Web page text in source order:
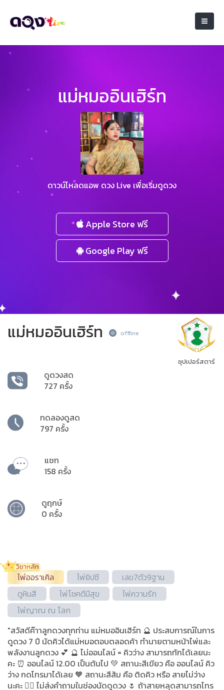
แม่หมออินเฮิร์ท
ดาวน์โหลดแอพ ดวง Live เพื่อเริ่มดูดวง
Apple Store ฟรี
Google Play ฟรี
แม่หมออินเฮิร์ท offline
ดูดวงสด
727 ครั้ง
ทดลองดูสด
797 ครั้ง
แชท
158 ครั้ง
ดูฤกษ์
0 ครั้ง
ซุปเปอร์สตาร์
ไพ่ออราเคิล ไพ่ยิปซี
เลข7ตัว9ฐาน
ดูหินสี
ไพ่โชคดีมีสุข
ไพ่ความรัก
ไพ่ญาณ ณ โลก
"สวัสดีค๊าาลูกดวงทุกท่าน แม่หมออินเฮิร์ท 🔮 ประสบการณ์ในการ
ดูดวง 7 ปี นัดคิวได้แม่หมอตอบตลอดค้า ทำนายตามหน้าไพ่และ
พลังงานลูกดวง 💕 🔮 ไม่ออนไลน์ = คิวว่าง สามารถทักได้เลยนะ
คะ ⏰ ออนไลน์ 12.00 เป็นต้นไป 💚 สถานะสีเขียว คือ ออนไลน์ คิว
ว่าง กดโทรมาได้เลย 🧡 สถานะสีส้ม คือ ติดคิว หรือ สายไม่ว่าง
นะคะ 🙅‍♀️ ไม่ส่งคำถามในช่องนัดดูดวง 🌷 ถ้าสายหลุดสามารถโทร